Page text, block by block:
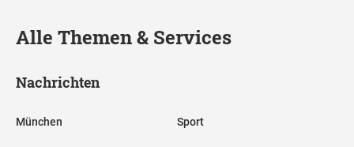
Alle Themen & Services
Nachrichten
München Sport